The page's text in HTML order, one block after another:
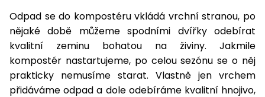
Odpad se do kompostéru vkládá vrchní stranou, po
nějaké době můžeme spodními dvířky odebírat
kvalitní zeminu bohatou na živiny. Jakmile
kompostér nastartujeme, po celou sezónu se o něj
prakticky nemusíme starat. Vlastně jen vrchem
přidáváme odpad a dole odebíráme kvalitní hnojivo,